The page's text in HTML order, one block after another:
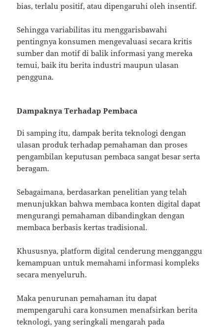
bias, terlalu positif, atau dipengaruhi oleh insentif.
Sehingga variabilitas itu menggarisbawahi
pentingnya konsumen mengevaluasi secara kritis
sumber dan motif di balik informasi yang mereka
temui, baik itu berita industri maupun ulasan
pengguna.
Dampaknya Terhadap Pembaca
Di samping itu, dampak berita teknologi dengan
ulasan produk terhadap pemahaman dan proses
pengambilan keputusan pembaca sangat besar serta
beragam.
Sebagaimana, berdasarkan penelitian yang telah
menunjukkan bahwa membaca konten digital dapat
mengurangi pemahaman dibandingkan dengan
membaca berbasis kertas tradisional.
Khususnya, platform digital cenderung mengganggu
kemampuan untuk memahami informasi kompleks
secara menyeluruh.
Maka penurunan pemahaman itu dapat
mempengaruhi cara konsumen menafsirkan berita
teknologi, yang seringkali mengarah pada